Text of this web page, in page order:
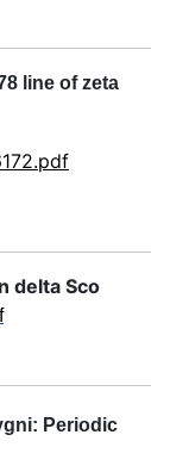
line of zeta
delta Sco
Periodic